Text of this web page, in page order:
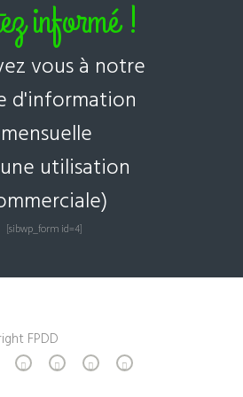
informé !
vous à notre
d'information
mensuelle
utilisation
[sibwp_form id=4]
FPDD